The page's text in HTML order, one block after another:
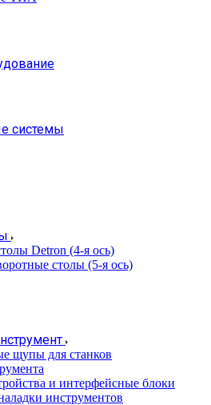
системы
Detron (4-я ось)
столы (5-я ось)
щупы для станков
и интерфейсные блоки
инструментов